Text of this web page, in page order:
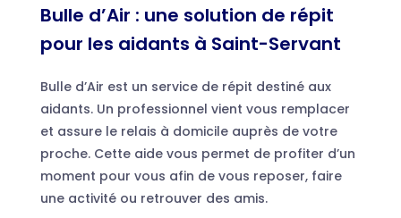
Bulle d’Air : une solution de répit
pour les aidants à Saint-Servant
Bulle d’Air est un service de répit destiné aux
aidants. Un professionnel vient vous remplacer
et assure le relais à domicile auprès de votre
proche. Cette aide vous permet de profiter d’un
moment pour vous afin de vous reposer, faire
une activité ou retrouver des amis.